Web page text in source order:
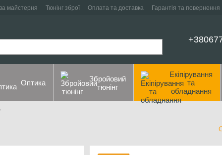
майстерня Тюнінг зброї Оплата та доставка
Гарантія та повернення
Оптика
Збройовий
тюнінг
Екіпірування
та
обладнання